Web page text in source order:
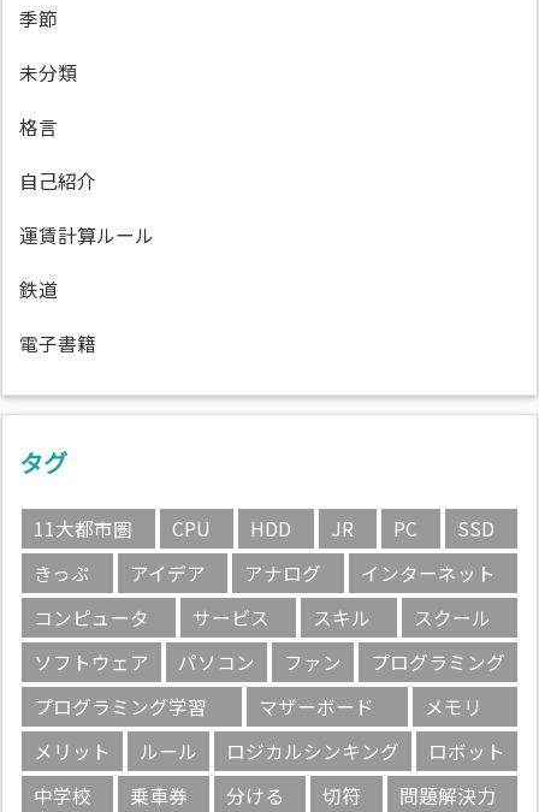
季節
未分類
格言
自己紹介
運賃計算ルール
鉄道
電子書籍
タグ
11大都市圏 CPU HDD JR PC
SSD
きっぷ
アイデア アナログ
インターネット
コンピュータ
サービス スキル
スクール
ソフトウェア
パソコン ファン
プログラミング
プログラミング学習
マザーボード
メモリ
メリット
ルール ロジカルシンキング
ロボット
中学校
乗車券 分ける 切符
問題解決力